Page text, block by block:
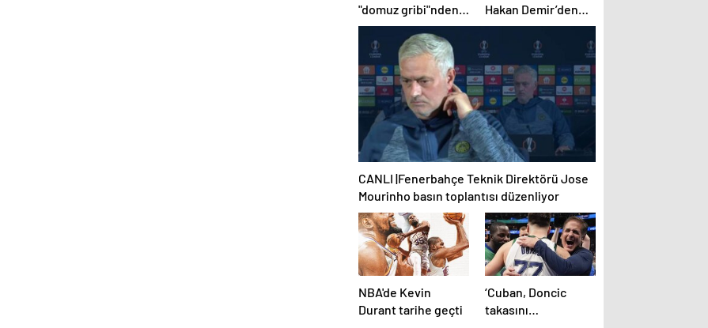
"domuz gribi"nden
hayatını kaybetti –
Haberler | Sağlık
Haberleri
Hakan Demir’den
Alperen Şengün’e
övgü
CANLI |Fenerbahçe Teknik Direktörü Jose
Mourinho basın toplantısı düzenliyor
NBA'de Kevin
Durant tarihe geçti
‘Cuban, Doncic
takasını